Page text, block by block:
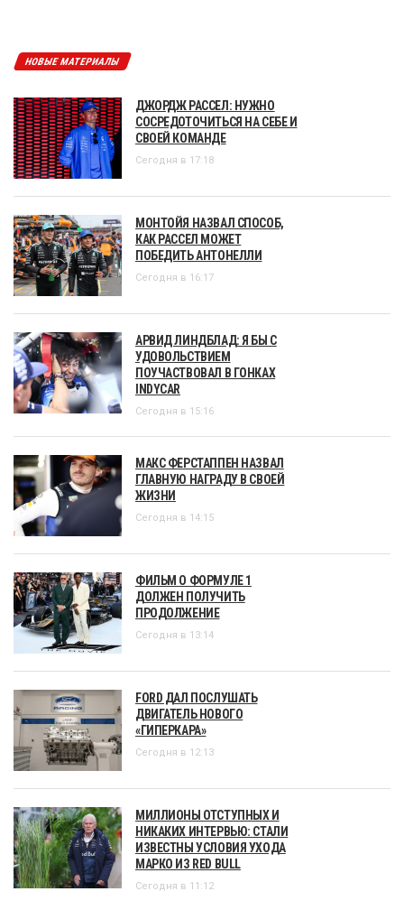
НОВЫЕ МАТЕРИАЛЫ
ДЖОРДЖ РАССЕЛ: НУЖНО
СОСРЕДОТОЧИТЬСЯ НА СЕБЕ И
СВОЕЙ КОМАНДЕ
Сегодня в 17:18
МОНТОЙЯ НАЗВАЛ СПОСОБ,
КАК РАССЕЛ МОЖЕТ
ПОБЕДИТЬ АНТОНЕЛЛИ
Сегодня в 16:17
АРВИД ЛИНДБЛАД: Я БЫ С
УДОВОЛЬСТВИЕМ
ПОУЧАСТВОВАЛ В ГОНКАХ
INDYCAR
Сегодня в 15:16
МАКС ФЕРСТАППЕН НАЗВАЛ
ГЛАВНУЮ НАГРАДУ В СВОЕЙ
ЖИЗНИ
Сегодня в 14:15
ФИЛЬМ О ФОРМУЛЕ 1
ДОЛЖЕН ПОЛУЧИТЬ
ПРОДОЛЖЕНИЕ
Сегодня в 13:14
FORD ДАЛ ПОСЛУШАТЬ
ДВИГАТЕЛЬ НОВОГО
«ГИПЕРКАРА»
Сегодня в 12:13
МИЛЛИОНЫ ОТСТУПНЫХ И
НИКАКИХ ИНТЕРВЬЮ: СТАЛИ
ИЗВЕСТНЫ УСЛОВИЯ УХОДА
МАРКО ИЗ RED BULL
Сегодня в 11:12